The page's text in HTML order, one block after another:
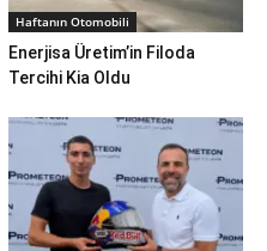
Haftanın Otomobili
Enerjisa Üretim’in Filoda
Tercihi Kia Oldu